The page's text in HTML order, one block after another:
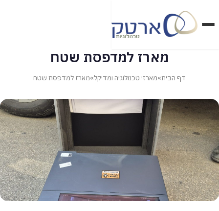
לתוכן
הראשי
מארזי בידור ואירועים
מארזי טכנולוגיה ומדיקל
מארזי מזון ופרויקטים מיוחדים
מוצרי SKB
מוצרי פליקן
מארז למדפסת שטח
דף הבית»מארזי טכנולוגיה ומדיקל»מארז למדפסת שטח